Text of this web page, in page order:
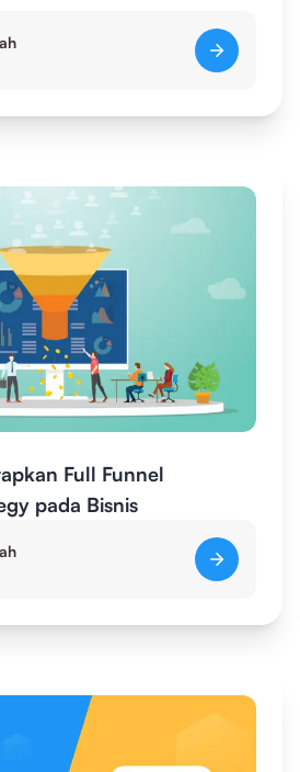
Full Funnel
pada Bisnis